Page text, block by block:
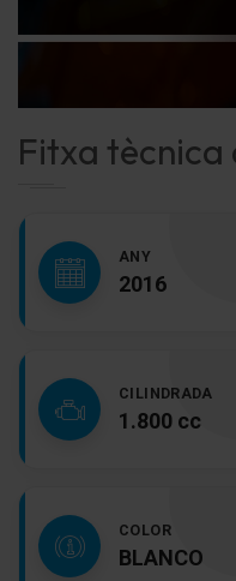
Fitxa tècnica
ANY
2016
CILINDRADA
1.800 cc
COLOR
BLANCO